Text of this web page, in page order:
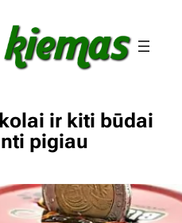
ir kiti būdai
pigiau